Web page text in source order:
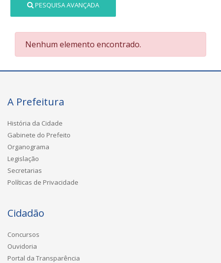
PESQUISA AVANÇADA
Nenhum elemento encontrado.
A Prefeitura
História da Cidade
Gabinete do Prefeito
Organograma
Legislação
Secretarias
Políticas de Privacidade
Cidadão
Concursos
Ouvidoria
Portal da Transparência